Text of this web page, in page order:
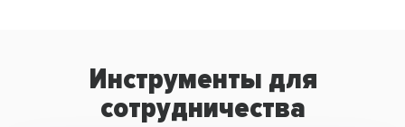
Инструменты для
сотрудничества